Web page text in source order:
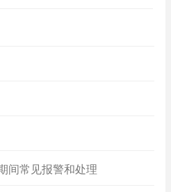
间常见报警和处理